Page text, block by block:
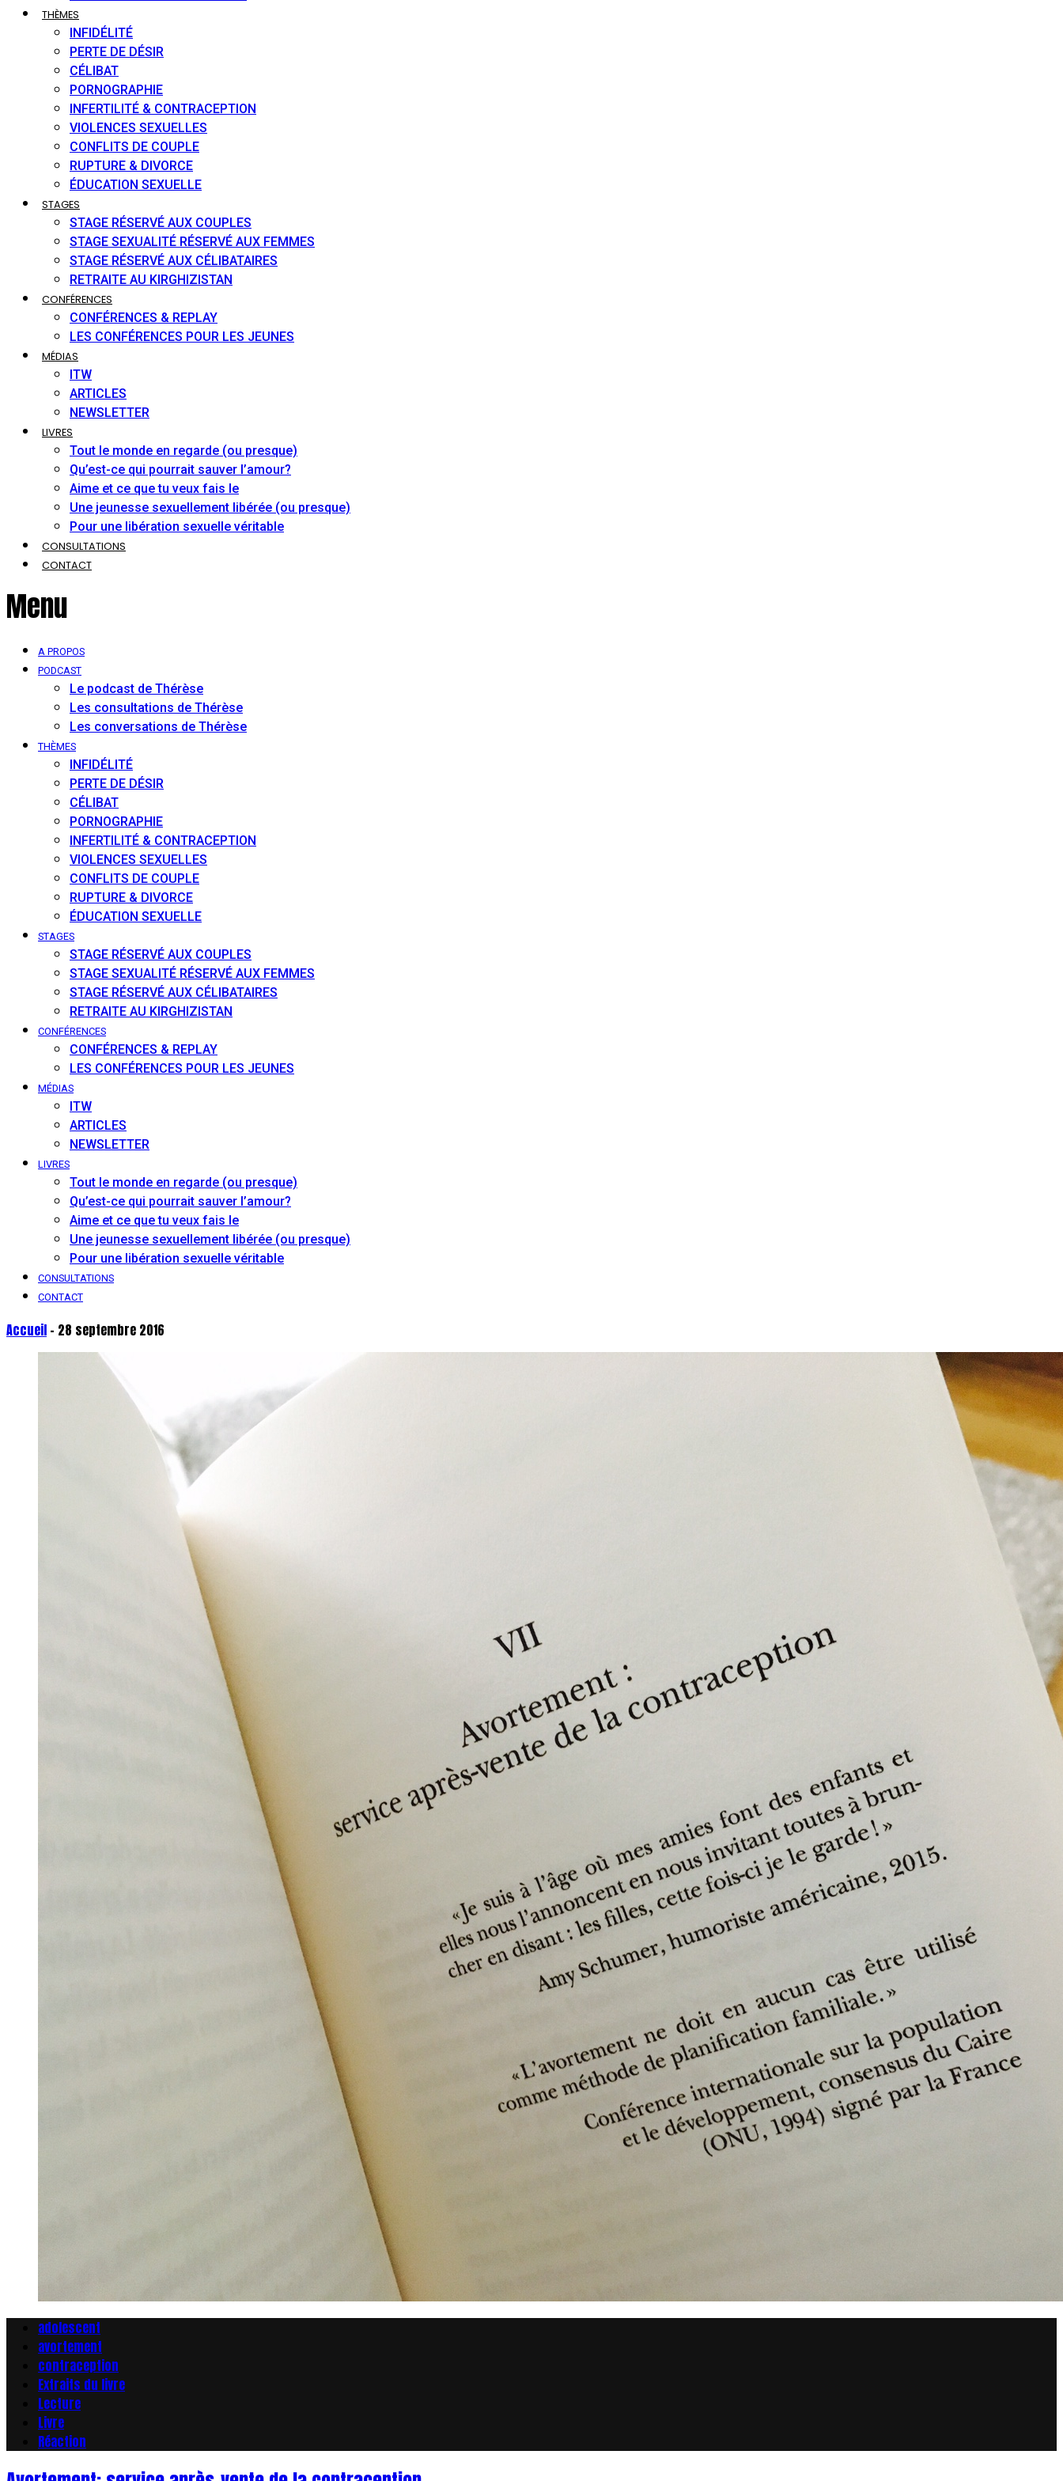
THÈMES
INFIDÉLITÉ
PERTE DE DÉSIR
CÉLIBAT
PORNOGRAPHIE
INFERTILITÉ & CONTRACEPTION
VIOLENCES SEXUELLES
CONFLITS DE COUPLE
RUPTURE & DIVORCE
ÉDUCATION SEXUELLE
STAGES
STAGE RÉSERVÉ AUX COUPLES
STAGE SEXUALITÉ RÉSERVÉ AUX FEMMES
STAGE RÉSERVÉ AUX CÉLIBATAIRES
RETRAITE AU KIRGHIZISTAN
CONFÉRENCES
CONFÉRENCES & REPLAY
LES CONFÉRENCES POUR LES JEUNES
MÉDIAS
ITW
ARTICLES
NEWSLETTER
LIVRES
Tout le monde en regarde (ou presque)
Qu’est-ce qui pourrait sauver l’amour?
Aime et ce que tu veux fais le
Une jeunesse sexuellement libérée (ou presque)
Pour une libération sexuelle véritable
CONSULTATIONS
CONTACT
Menu
A PROPOS
PODCAST
Le podcast de Thérèse
Les consultations de Thérèse
Les conversations de Thérèse
THÈMES
INFIDÉLITÉ
PERTE DE DÉSIR
CÉLIBAT
PORNOGRAPHIE
INFERTILITÉ & CONTRACEPTION
VIOLENCES SEXUELLES
CONFLITS DE COUPLE
RUPTURE & DIVORCE
ÉDUCATION SEXUELLE
STAGES
STAGE RÉSERVÉ AUX COUPLES
STAGE SEXUALITÉ RÉSERVÉ AUX FEMMES
STAGE RÉSERVÉ AUX CÉLIBATAIRES
RETRAITE AU KIRGHIZISTAN
CONFÉRENCES
CONFÉRENCES & REPLAY
LES CONFÉRENCES POUR LES JEUNES
MÉDIAS
ITW
ARTICLES
NEWSLETTER
LIVRES
Tout le monde en regarde (ou presque)
Qu’est-ce qui pourrait sauver l’amour?
Aime et ce que tu veux fais le
Une jeunesse sexuellement libérée (ou presque)
Pour une libération sexuelle véritable
CONSULTATIONS
CONTACT
Accueil - 28 septembre 2016
adolescent
avortement
contraception
Extraits du livre
Lecture
Livre
Réaction